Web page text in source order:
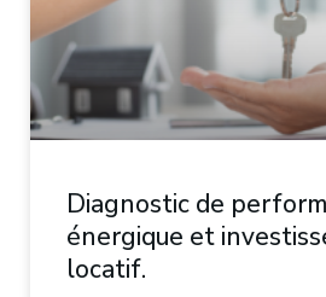
Diagnostic de
énergique et
locatif.